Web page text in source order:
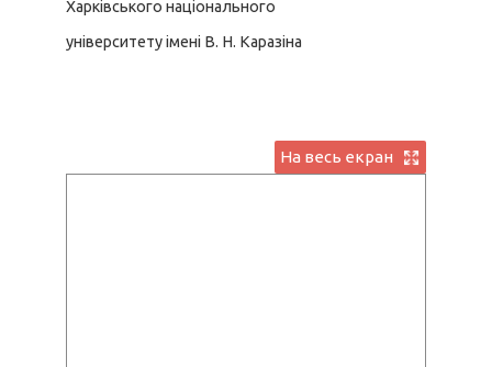
Харківського національного
університету імені В. Н. Каразіна
На весь екран